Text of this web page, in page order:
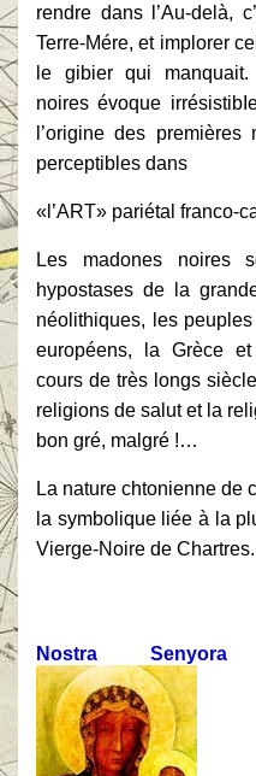
rendre dans
l’Au-delà,
Terre-Mére, et implorer
le gibier qui
noires évoque
l’origine des premières
perceptibles dans
«l’ART» pariétal franco-
Les madones noires
hypostases de la
néolithiques, les
européens, la Grèce
cours de très longs
religions de salut et la
bon gré, malgré !…
La nature chtonienne de
la symbolique liée à la
Vierge-Noire de Chartres.
Nostra